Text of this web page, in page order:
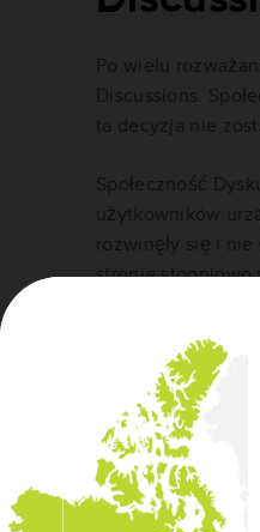
stronie stopniowo
Nasza strona
które nadal
te linki na końcu
Przydatne linki:
https://
https://